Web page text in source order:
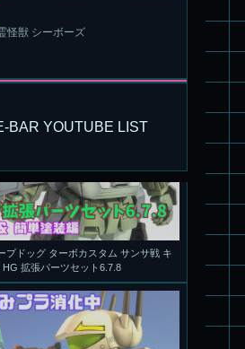
怪獣 シーボーズ
BAR YOUTUBE LIST
72 アーマードバルキリー
ドッグ ターボカスタム サンサ戦 キ
拡張パーツセット6.7.8